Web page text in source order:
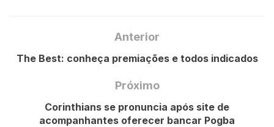
Anterior
The Best: conheça premiações e todos indicados
Próximo
Corinthians se pronuncia após site de
acompanhantes oferecer bancar Pogba